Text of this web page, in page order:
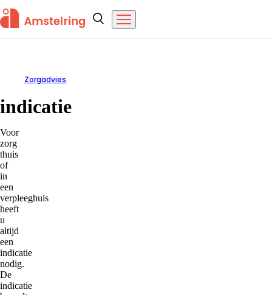
Overslaan en naar de inhoud gaan
Amstelring
ZoekenMenu
Zorgadvies
indicatie
indicatie
Voor
zorg
thuis
of
in
een
verpleeghuis
heeft
u
altijd
een
indicatie
nodig.
De
indicatie